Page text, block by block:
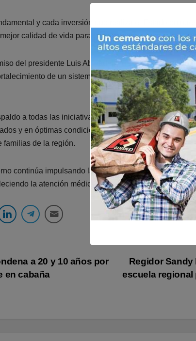
y cada inversión que realiza el Estado en
calidad de vida para nuestra gente.
del presidente Luis Abinader y del Servicio
de un sistema sanitario más humano,
a todas las iniciativas orientadas a mejorar los
y en óptimas condiciones significa ofrecer una
familias de la región.
continúa impulsando la modernización de la
la atención médica en beneficio de toda la
Regidor
escuela
a 20 y 10 años por
en cabaña